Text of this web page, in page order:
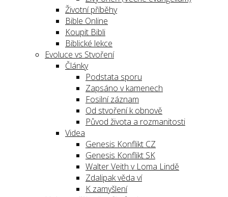
Životní příběhy
Bible Online
Koupit Bibli
Biblické lekce
Evoluce vs Stvoření
Články
Podstata sporu
Zapsáno v kamenech
Fosilní záznam
Od stvoření k obnově
Původ života a rozmanitosti
Videa
Genesis Konflikt CZ
Genesis Konflikt SK
Walter Veith v Loma Lindě
Zdalipak věda ví
K zamyšlení